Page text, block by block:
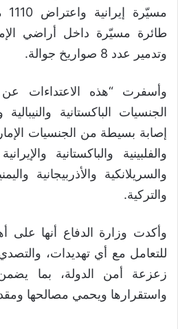
طائرة مسيّرة داخل أراضي
وتدمير عدد 8 صواريخ جوالة.
إصابة بسيطة من الجنسيات
والفلبينية والباكستانية
والسريلانكية والأذربيجانية
والتركية.
وأكدت وزارة الدفاع أنها على
للتعامل مع أي تهديدات،
زعزعة أمن الدولة، بما
واستقرارها ويحمي مصالحها